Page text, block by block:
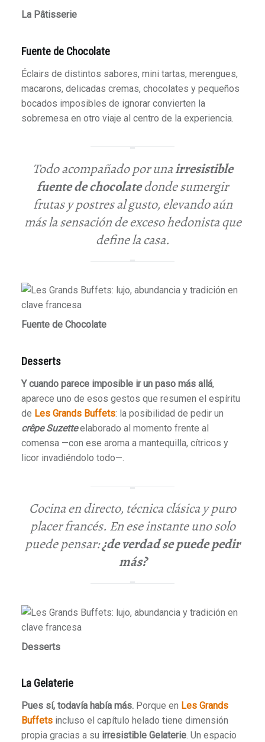
La Pâtisserie
Fuente de Chocolate
Éclairs de distintos sabores, mini tartas, merengues,
macarons, delicadas cremas, chocolates y pequeños
bocados imposibles de ignorar convierten la
sobremesa en otro viaje al centro de la experiencia.
Todo acompañado por unairresistible
fuente de chocolatedonde sumergir
frutas y postres al gusto, elevando aún
más la sensación de exceso hedonista que
define la casa.
Fuente de Chocolate
Desserts
Y cuando parece imposible ir un paso más allá,
aparece uno de esos gestos que resumen el espíritu
de Les Grands Buffets: la posibilidad de pedir un
crêpe Suzetteelaborado al momento frente al
comensa —con ese aroma a mantequilla, cítricos y
licor invadiéndolo todo—.
Cocina en directo, técnica clásica y puro
placer francés. En ese instante uno solo
puede pensar:¿de verdad se puede pedir
más?
Desserts
La Gelaterie
Pues sí, todavía había más.Porque en Les Grands
Buffetsincluso el capítulo helado tiene dimensión
propia gracias a su irresistible Gelaterie. Un espacio